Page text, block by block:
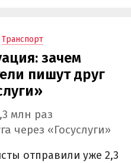
Транспорт
зачем
пишут друг
млн раз
через «Госуслуги»
отправили уже 2,3